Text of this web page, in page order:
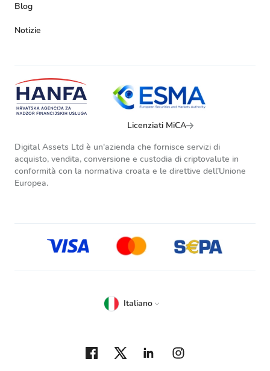
Blog
Notizie
Licenziati MiCA
Digital Assets Ltd è un'azienda che fornisce servizi di
acquisto, vendita, conversione e custodia di criptovalute in
conformità con la normativa croata e le direttive dell’Unione
Europea.
Italiano